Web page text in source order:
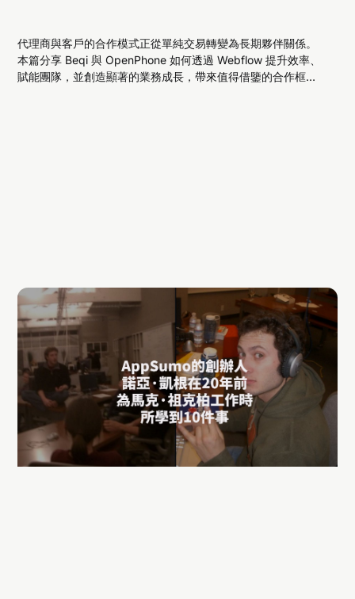
代理商與客戶的合作模式正從單純交易轉變為長期夥伴關係。
本篇分享 Beqi 與 OpenPhone 如何透過 Webflow 提升效率、
賦能團隊，並創造顯著的業務成長，帶來值得借鑒的合作框